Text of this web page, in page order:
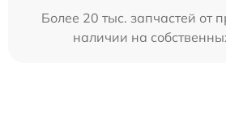
Более 20 тыс. запчастей от
наличии на